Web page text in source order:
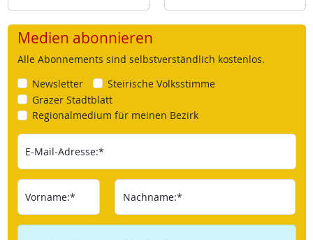
Medien abonnieren
Alle Abonnements sind selbstverständlich kostenlos.
Newsletter
Steirische Volksstimme
Grazer Stadtblatt
Regionalmedium für meinen Bezirk
E-Mail-Adresse:*
Vorname:* Nachname:*